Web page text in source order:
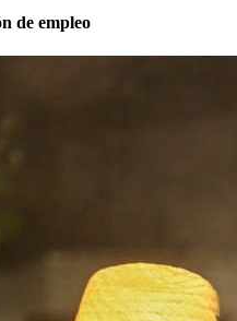
de empleo